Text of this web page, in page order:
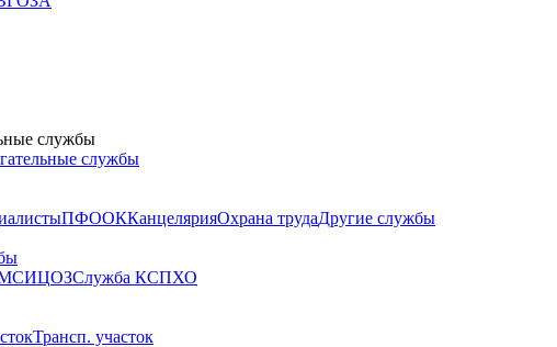
службы
службы
ПФООККанцелярияОхрана трудаДругие службы
ИЦОЗСлужба КСПХО
Трансп. участок